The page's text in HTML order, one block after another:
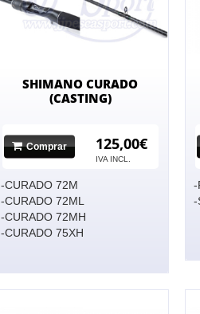
SHIMANO CURADO
(CASTING)
Comprar 125,00€
IVA INCL.
-CURADO 72M
-CURADO 72ML
-CURADO 72MH
-CURADO 75XH
-
-